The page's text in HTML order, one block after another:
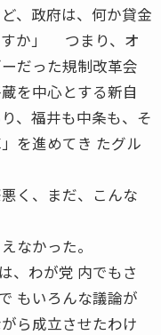
、政府は、何か貸金
すか」 つまり、オ
だった規制改革会
を中心とする新自
、福井も中条も、そ
を進めてき たグル
く、まだ、こんな
なかった。
、わが党 内でもさ
もいろんな議論が
ら成立させたわけ